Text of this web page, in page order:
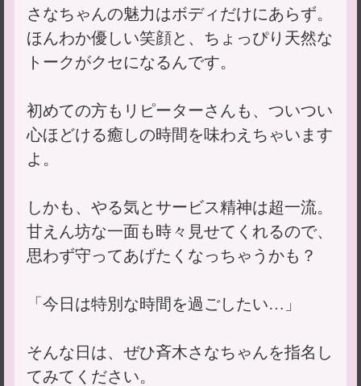
さなちゃんの魅力はボディだけにあらず。
ほんわか優しい笑顔と、ちょっぴり天然な
トークがクセになるんです。
初めての方もリピーターさんも、ついつい
心ほどける癒しの時間を味わえちゃいます
よ。
しかも、やる気とサービス精神は超一流。
甘えん坊な一面も時々見せてくれるので、
思わず守ってあげたくなっちゃうかも？
「今日は特別な時間を過ごしたい…」
そんな日は、ぜひ斉木さなちゃんを指名し
てみてください。